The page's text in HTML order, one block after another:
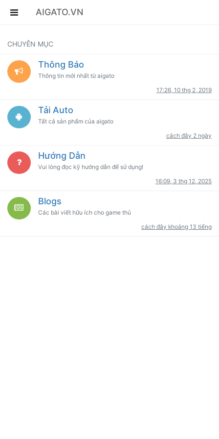
AIGATO.VN
CHUYÊN MỤC
Thông Báo
Thông tin mới nhất từ aigato
17:26, 10 thg 2, 2019
Tải Auto
Tất cả sản phẩm của aigato
cách đây 2 ngày
Hướng Dẫn
Vui lòng đọc kỹ hướng dẫn để sử dụng!
16:09, 3 thg 12, 2025
Blogs
Các bài viết hữu ích cho game thủ
cách đây khoảng 13 tiếng